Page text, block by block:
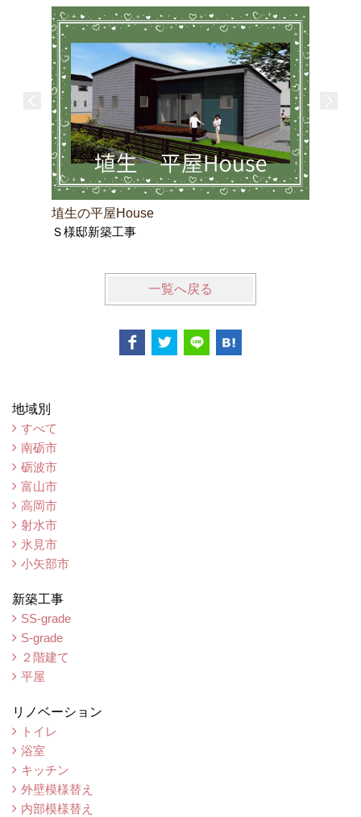
埴生の平屋House
Ｓ様邸新築工事
一覧へ戻る
地域別
すべて
南砺市
砺波市
富山市
高岡市
射水市
氷見市
小矢部市
新築工事
SS-grade
S-grade
２階建て
平屋
リノベーション
トイレ
浴室
キッチン
外壁模様替え
内部模様替え